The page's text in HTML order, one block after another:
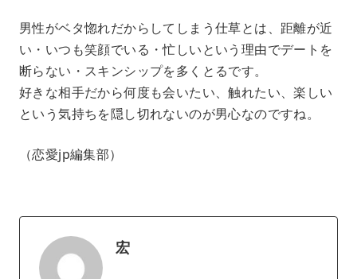
男性がベタ惚れだからしてしまう仕草とは、距離が近
い・いつも笑顔でいる・忙しいという理由でデートを
断らない・スキンシップを多くとるです。
好きな相手だから何度も会いたい、触れたい、楽しい
という気持ちを隠し切れないのが男心なのですね。
（恋愛jp編集部）
宏